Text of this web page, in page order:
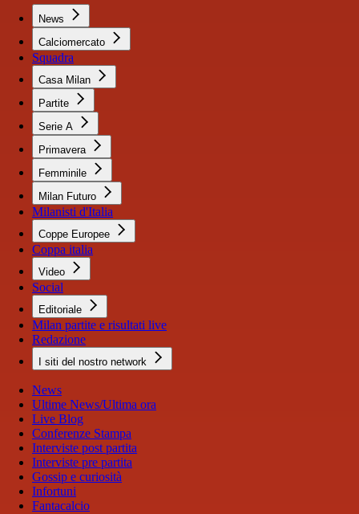
News
Calciomercato
Squadra
Casa Milan
Partite
Serie A
Primavera
Femminile
Milan Futuro
Milanisti d'Italia
Coppe Europee
Coppa italia
Video
Social
Editoriale
Milan partite e risultati live
Redazione
I siti del nostro network
News
Ultime News/Ultima ora
Live Blog
Conferenze Stampa
Interviste post partita
Interviste pre partita
Gossip e curiosità
Infortuni
Fantacalcio